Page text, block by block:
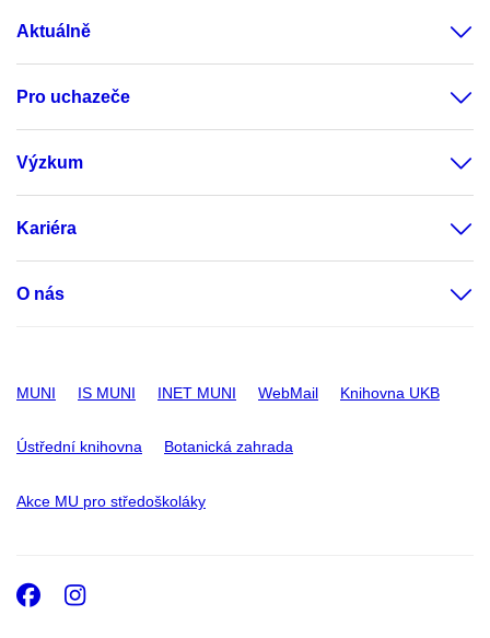
Aktuálně
Pro uchazeče
Výzkum
Kariéra
O nás
MUNI IS MUNI INET MUNI WebMail Knihovna UKB
Ústřední knihovna Botanická zahrada
Akce MU pro středoškoláky
Facebook
Instagram